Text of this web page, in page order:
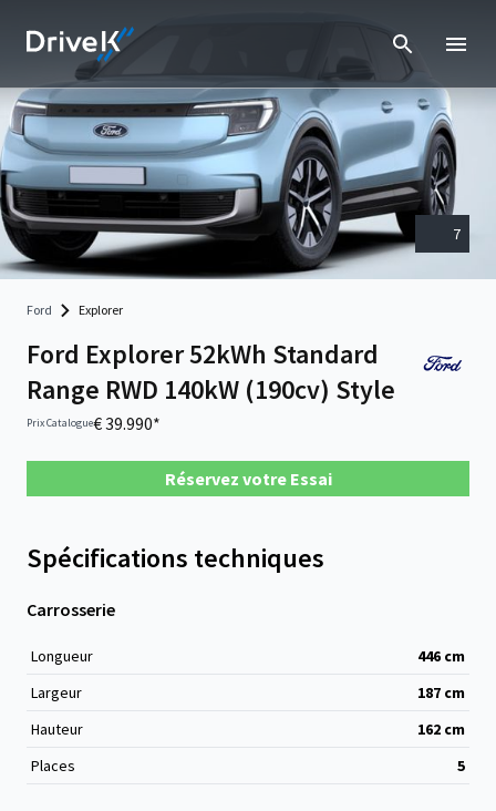
7
Ford Explorer
Ford Explorer 52kWh Standard
Range RWD 140kW (190cv) Style
Prix Catalogue€ 39.990*
Réservez votre Essai
Spécifications techniques
Carrosserie
Longueur 446 cm
Largeur
187 cm
Hauteur
162 cm
Places
5